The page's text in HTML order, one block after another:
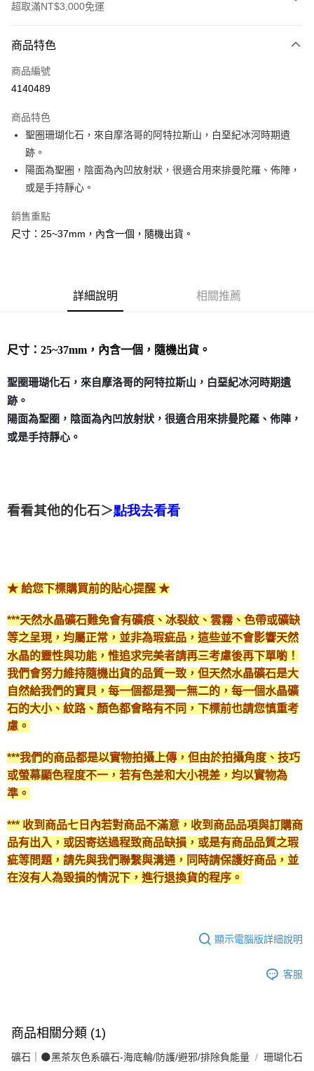
超取滿NT$3,000免運
信用卡一次付款
超商取貨付款
Apple Pay
街口支付
悠遊付
ATM付款
7-11取貨付款
賣家宅配幫您送（台灣）
每筆NT$80，滿NT$3,000(含以上)免運費
郵局幫你送（離島）
每筆NT$80，滿NT$3,000(含以上)免運費
商品特色
商品編號
4140489
商品特色
聖圈珊瑚化石，來自摩洛哥的阿特拉斯山，白堊紀冰河時期遺
跡。
陽面為聖圈，陰面為內凹放射狀，很適合用來排曼陀羅、佈陣，
或是手持靜心。
銷售重點
尺寸：25~37mm，內含一個，隨機出貨。
詳細說明 相關推薦
尺寸：25~37mm，內含一個，隨機出貨。
聖圈珊瑚化石，來自摩洛哥的阿特拉斯山，白堊紀冰河時期遺
跡。
陽面為聖圈，陰面為內凹放射狀，很適合用來排曼陀羅、佈陣，
或是手持靜心。
看看其他的化石＞點我去看看
★ 給您下標購買前的貼心提醒 ★
***天然水晶礦石難免會有礦痕、冰裂紋、雲霧、色帶或礦缺
等之呈現，均屬正常，並非為瑕疵品，這些並不會影響天然
水晶的靈性與功能，惟追求完美者請再三考慮後再下單喲！
我們會努力維持隨機出貨的品質一致，但天然水晶礦石是大
自然給我們的寶貝，每一個都是獨一無二的，每一個水晶礦
石的大小、紋路、顏色都會略有不同，下標前也請您慎重考
慮。
***我們的商品都是以實物拍攝上傳，但由於拍攝角度、技巧
或螢幕顯色程度不一，若有色差和大小視差，均以實物為
準。
*** 收到商品七日內若對商品不滿意，收到商品品項與訂購商
品有出入，或因寄送過程致商品缺損，或是有商品品質之瑕
疵等問題，請先與我們聯繫與溝通，同時請保護好商品，並
在沒有人為毀損的情況下，進行退換貨的程序。
顯示電腦版詳細說明
客服
商品相關分類 (1)
礦石｜🌑黑茶灰色系礦石-海底輪/防護/避邪/排除負能量 珊瑚化石